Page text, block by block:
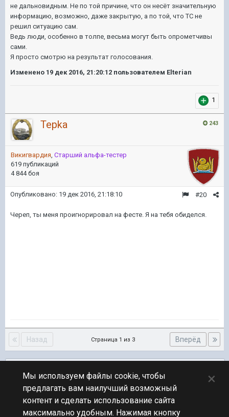
не дальновидным. Не по той причине, что он несёт значительную
информацию, возможно, даже закрытую, а по той, что ТС не
решил ситуацию сам.
Ведь люди, особенно в толпе, весьма могут быть опрометчивы
сами.
Я просто смотрю на результат голосования.
Изменено 19 дек 2016, 21:20:12 пользователем Elterian
1
243
Tepka
Викигвардия, Старший альфа-тестер
619 публикаций
4 844 боя
#20
Опубликовано: 19 дек 2016, 21:18:10
Череп, ты меня проигнорировал на фесте. Я на тебя обиделся.
Назад Вперёд
Страница 1 из 3
ПЕРЕЙТИ К СПИСКУ ТЕМ
Флудилка
Мы используем файлы cookie, чтобы
предлагать вам наилучший возможный
контент и сделать использование сайта
максимально удобным. Нажимая кнопку
×